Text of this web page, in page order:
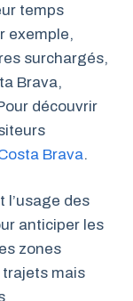
temps
exemple,
surchargés,
Brava,
découvrir
Brava.
l’usage des
anticiper les
zones
mais